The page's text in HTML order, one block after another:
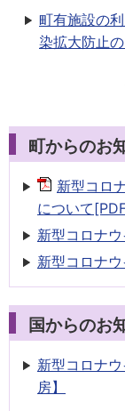
町有施設の
染拡大防止の
町からのお
新型コロ
について
新型コロナ
新型コロナ
国からのお
新型コロナ
房】